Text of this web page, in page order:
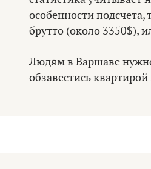
особенности подсчета,
брутто (около 3350$),
Людям в Варшаве
обзавестись